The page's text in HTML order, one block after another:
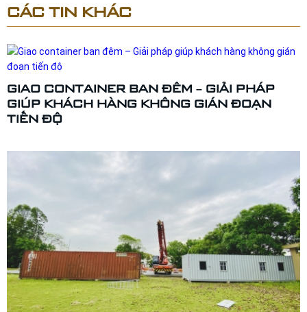
CÁC TIN KHÁC
GIAO CONTAINER BAN ĐÊM – GIẢI PHÁP
GIÚP KHÁCH HÀNG KHÔNG GIÁN ĐOẠN
TIẾN ĐỘ